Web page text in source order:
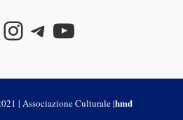
Facebook
Instagram
Telegram
| Associazione Culturale |hmd